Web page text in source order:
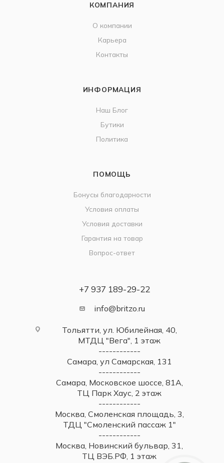
КОМПАНИЯ
О компании
Карьера
Контакты
ИНФОРМАЦИЯ
Наш Блог
Бутики
Политика
ПОМОЩЬ
Бонусы благодарности
Условия оплаты
Условия доставки
Гарантия на товар
Вопрос-ответ
+7 937 189-29-22
info@britzo.ru
Тольятти, ул. Юбилейная, 40,
МТДЦ "Вега", 1 этаж
------------
Самара, ул Самарская, 131
------------
Самара, Московское шоссе, 81А,
ТЦ Парк Хаус, 2 этаж
------------
Москва, Смоленская площадь, 3,
ТДЦ "Смоленский пассаж 1"
------------
Москва, Новинский бульвар, 31,
ТЦ ВЭБ.РФ, 1 этаж